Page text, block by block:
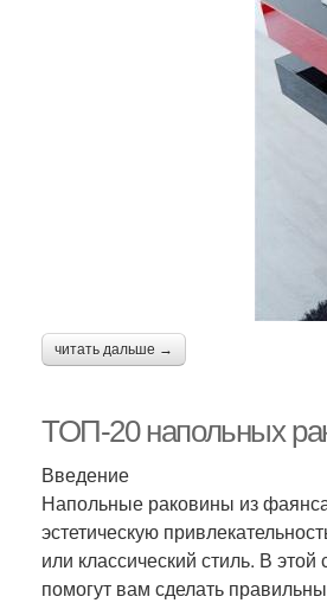
читать дальше →
ТОП-20 напольных
Введение
Напольные раковины из
эстетическую
или классический стиль. В
помогут вам сделать